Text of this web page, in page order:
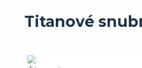
Titanové